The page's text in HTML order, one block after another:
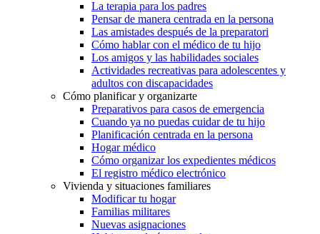
La terapia para los padres
Pensar de manera centrada en la persona
Las amistades después de la preparatori
Cómo hablar con el médico de tu hijo
Los amigos y las habilidades sociales
Actividades recreativas para adolescentes y
adultos con discapacidades
Cómo planificar y organizarte
Preparativos para casos de emergencia
Cuando ya no puedas cuidar de tu hijo
Planificación centrada en la persona
Hogar médico
Cómo organizar los expedientes médicos
El registro médico electrónico
Vivienda y situaciones familiares
Modificar tu hogar
Familias militares
Nuevas asignaciones